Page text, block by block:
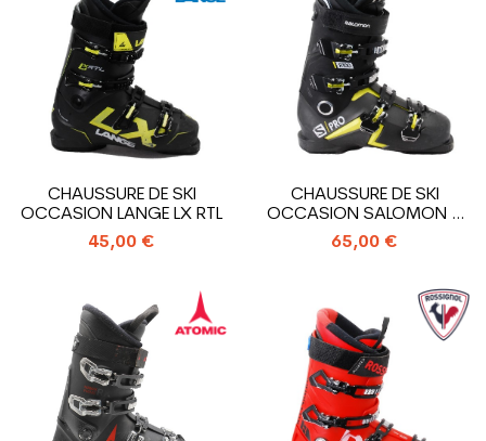
CHAUSSURE DE SKI
OCCASION LANGE LX RTL
45,00 €
CHAUSSURE DE SKI
OCCASION SALOMON S
PRO R100
65,00 €